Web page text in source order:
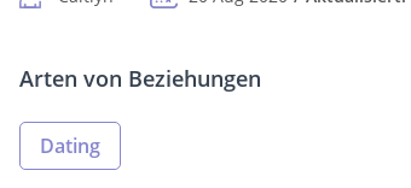
Arten von Beziehungen
Dating